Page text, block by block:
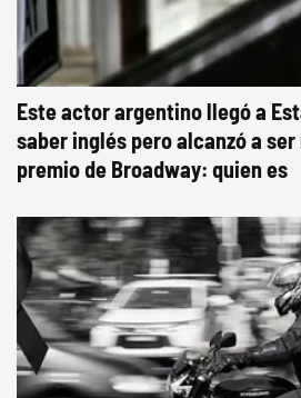
Este actor argentino llegó a
saber inglés pero alcanzó a ser
premio de Broadway: quien es